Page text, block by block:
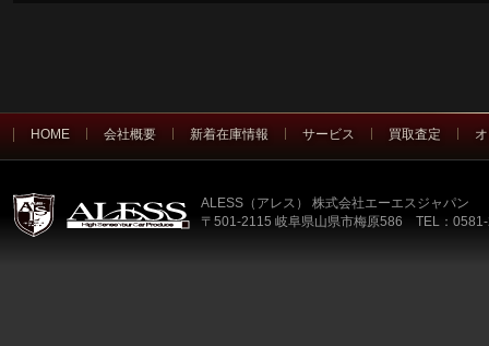
HOME 会社概要 新着在庫情報 サービス 買取査定
ALESS（アレス） 株式会社エーエスジャパン
〒501-2115 岐阜県山県市梅原586 TEL：